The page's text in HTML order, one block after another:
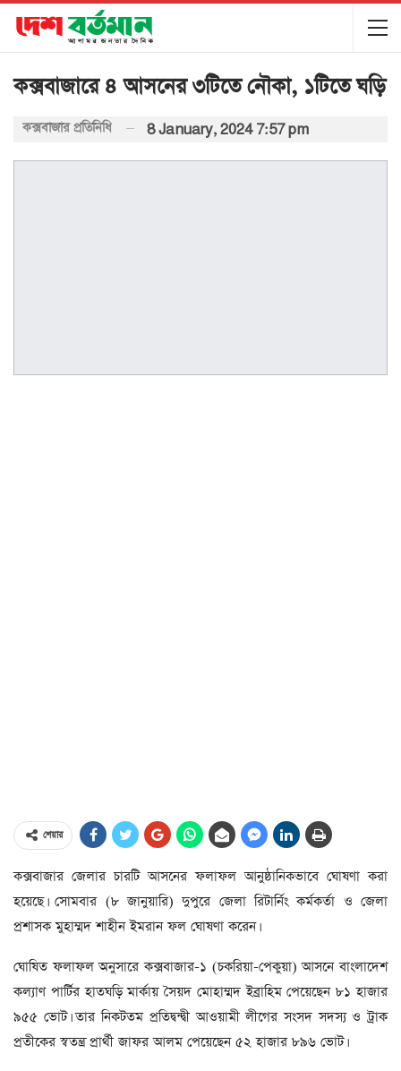
কক্সবাজারে ৪ আসনের ৩টিতে নৌকা, ১টিতে ঘড়ি
কক্সবাজার প্রতিনিধি 8 January, 2024 7:57 pm
শেয়ার
কক্সবাজার জেলার চারটি আসনের ফলাফল আনুষ্ঠানিকভাবে ঘোষণা করা
হয়েছে। সোমবার (৮ জানুয়ারি) দুপুরে জেলা রিটার্নিং কর্মকর্তা ও জেলা
প্রশাসক মুহাম্মদ শাহীন ইমরান ফল ঘোষণা করেন।
ঘোষিত ফলাফল অনুসারে কক্সবাজার-১ (চকরিয়া-পেকুয়া) আসনে বাংলাদেশ
কল্যাণ পার্টির হাতঘড়ি মার্কায় সৈয়দ মোহাম্মদ ইব্রাহিম পেয়েছেন ৮১ হাজার
৯৫৫ ভোট। তার নিকটতম প্রতিদ্বন্দ্বী আওয়ামী লীগের সংসদ সদস্য ও ট্রাক
প্রতীকের স্বতন্ত্র প্রার্থী জাফর আলম পেয়েছেন ৫২ হাজার ৮৯৬ ভোট।